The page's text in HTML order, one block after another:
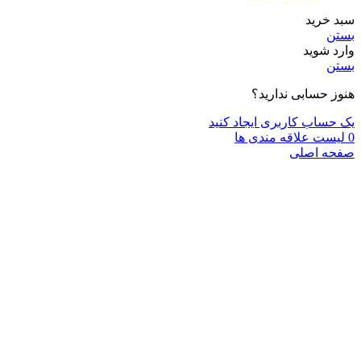
سبد خرید
بستن
وارد شوید
بستن
هنوز حسابی ندارید؟
یک حساب کاربری ایجاد کنید
0 لیست علاقه مندی ها
صفحه اصلی